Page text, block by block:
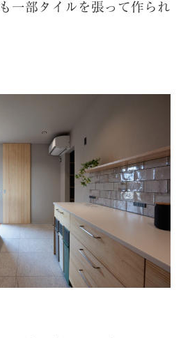
一部タイルを張って作られ